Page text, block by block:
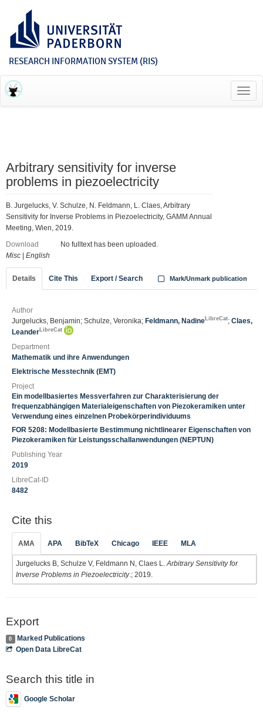
RESEARCH INFORMATION SYSTEM (RIS)
Arbitrary sensitivity for inverse
problems in piezoelectricity
B. Jurgelucks, V. Schulze, N. Feldmann, L. Claes, Arbitrary
Sensitivity for Inverse Problems in Piezoelectricity, GAMM Annual
Meeting, Wien, 2019.
Download
No fulltext has been uploaded.
Misc
English
Details Cite This Export / Search Mark/Unmark publication
Author
Jurgelucks, Benjamin; Schulze, Veronika; Feldmann, Nadine LibreCat; Claes,
Leander LibreCat
Department
Mathematik und ihre Anwendungen
Elektrische Messtechnik (EMT)
Project
Ein modellbasiertes Messverfahren zur Charakterisierung der
frequenzabhängigen Materialeigenschaften von Piezokeramiken unter
Verwendung eines einzelnen Probekörperindividuums
FOR 5208: Modellbasierte Bestimmung nichtlinearer Eigenschaften von
Piezokeramiken für Leistungsschallanwendungen (NEPTUN)
Publishing Year
2019
LibreCat-ID
8482
Cite this
AMA APA BibTeX Chicago IEEE MLA
Jurgelucks B, Schulze V, Feldmann N, Claes L. Arbitrary Sensitivity for
Inverse Problems in Piezoelectricity.; 2019.
Export
0
Marked Publications
Open Data LibreCat
Search this title in
Google Scholar